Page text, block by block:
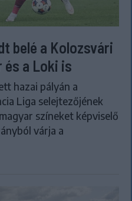
belé a Kolozsvári
és a Loki is
hazai pályán a
Liga selejtezőjének
színeket képviselő
várja a